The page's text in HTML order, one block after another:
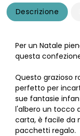
Descrizione
Per un Natale
questa
Questo grazioso
perfetto per
sue fantasie
l'albero un tocco
carta, è facile da
pacchetti regalo.